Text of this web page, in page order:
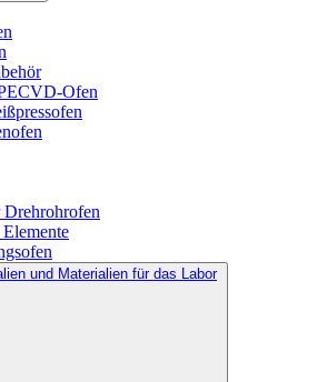
Ofen
und Materialien für das Labor